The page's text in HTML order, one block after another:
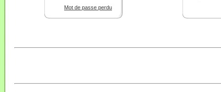
Mot de passe perdu